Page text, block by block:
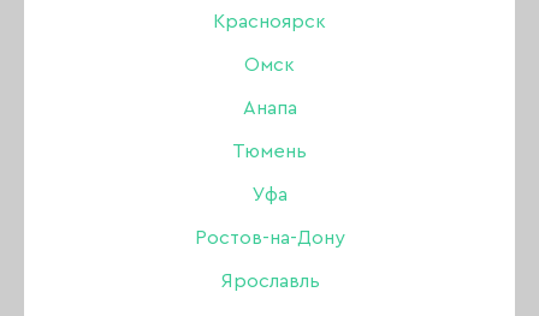
Красноярск
Омск
Анапа
Тюмень
Уфа
Ростов-на-Дону
Ярославль